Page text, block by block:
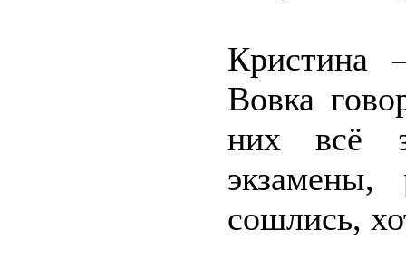
Кристина
Вовка
них всё
сошлись,